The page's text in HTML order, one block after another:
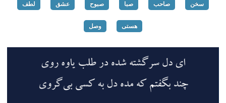
سخن صاحب صبا صبوح عشق لطف
هستی وصل